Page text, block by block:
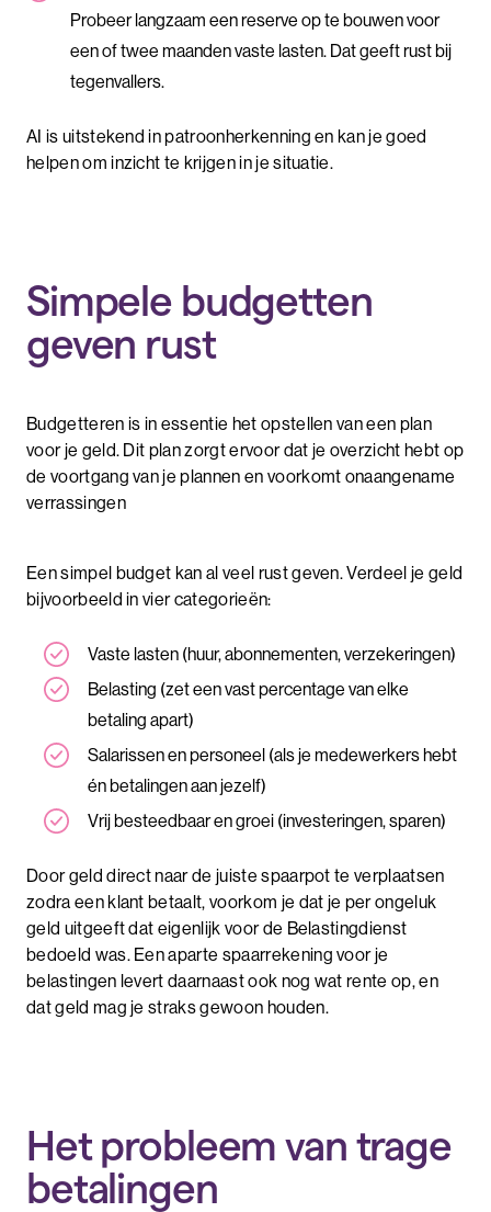
Probeer langzaam een reserve op te bouwen voor
een of twee maanden vaste lasten. Dat geeft rust bij
tegenvallers.
AI is uitstekend in patroonherkenning en kan je goed
helpen om inzicht te krijgen in je situatie.
Simpele budgetten
geven rust
Budgetteren is in essentie het opstellen van een plan
voor je geld. Dit plan zorgt ervoor dat je overzicht hebt op
de voortgang van je plannen en voorkomt onaangename
verrassingen
Een simpel budget kan al veel rust geven. Verdeel je geld
bijvoorbeeld in vier categorieën:
Vaste lasten (huur, abonnementen, verzekeringen)
Belasting (zet een vast percentage van elke
betaling apart)
Salarissen en personeel (als je medewerkers hebt
én betalingen aan jezelf)
Vrij besteedbaar en groei (investeringen, sparen)
Door geld direct naar de juiste spaarpot te verplaatsen
zodra een klant betaalt, voorkom je dat je per ongeluk
geld uitgeeft dat eigenlijk voor de Belastingdienst
bedoeld was. Een aparte spaarrekening voor je
belastingen levert daarnaast ook nog wat rente op, en
dat geld mag je straks gewoon houden.
Het probleem van trage
betalingen